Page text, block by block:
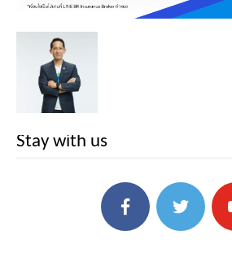
Stay with us